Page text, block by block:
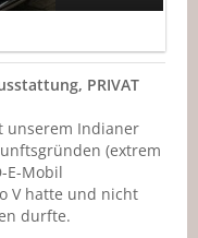
PRIVAT
unserem Indianer
(extrem
E-Mobil
V hatte und nicht
durfte.